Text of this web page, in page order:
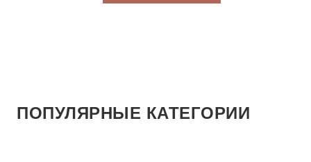
ПОПУЛЯРНЫЕ КАТЕГОРИИ